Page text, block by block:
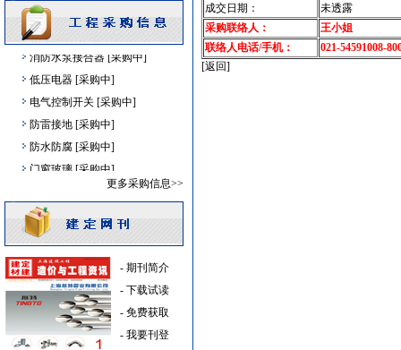
低压配电柜
胡桃木
[采购中]
消防水泵接合器 [采购中]
低压电器 [采购中]
电气控制开关 [采购中]
防雷接地 [采购中]
防水防腐 [采购中]
门窗玻璃 [采购中]
[采购中]
门窗玻璃
变配电
[采购中]
复合木地板 [采购中]
高压电器 [采购中]
电梯工程 [采购中]
通风防排烟
[采购中]
更多采购信息>>
- 期刊简介
- 下载试读
- 免费获取
- 我要刊登
成交日期：
未透露
采购联络人：
王小姐
联络人电话/手机：
021-54591008-
[返回]